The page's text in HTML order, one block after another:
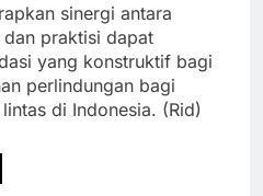
sinergi antara
praktisi dapat
yang konstruktif bagi
perlindungan bagi
di Indonesia. (Rid)